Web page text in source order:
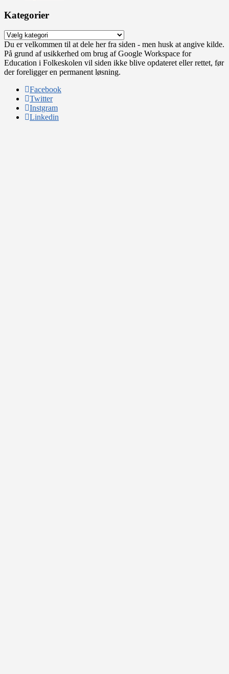
Kategorier
Kategorier
Du er velkommen til at dele her fra siden - men husk at angive kilde.
På grund af usikkerhed om brug af Google Workspace for
Education i Folkeskolen vil siden ikke blive opdateret eller rettet, før
der foreligger en permanent løsning.
Facebook
Twitter
Instgram
Linkedin